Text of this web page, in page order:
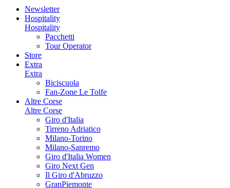
Newsletter
Hospitality
Hospitality
Pacchetti
Tour Operator
Store
Extra
Extra
Biciscuola
Fan-Zone Le Tolfe
Altre Corse
Altre Corse
Giro d'Italia
Tirreno Adriatico
Milano-Torino
Milano-Sanremo
Giro d'Italia Women
Giro Next Gen
Il Giro d'Abruzzo
GranPiemonte